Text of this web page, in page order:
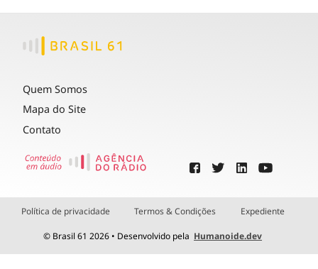
Quem Somos
Mapa do Site
Contato
Política de privacidade Termos & Condições Expediente
© Brasil 61 2026 • Desenvolvido pela Humanoide.dev